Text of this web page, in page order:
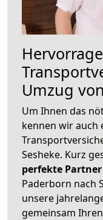
Umzug
Um Ihnen das
kennen wir auch
Sesheke. Kurz
perfekte Partner
Paderborn nach
unsere
gemeinsam